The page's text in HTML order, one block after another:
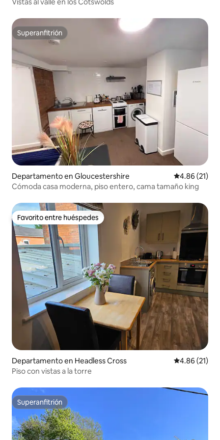
Superanfitrión
Superanfitrión
Departamento en Gloucestershire Calificación
4.86 (21)
Cómoda casa moderna, piso entero, cama tamaño king
Favorito entre huéspedes
Favorito entre huéspedes
Departamento en Headless Cross Calificación
4.86 (21)
Piso con vistas a la torre
Superanfitrión
Superanfitrión